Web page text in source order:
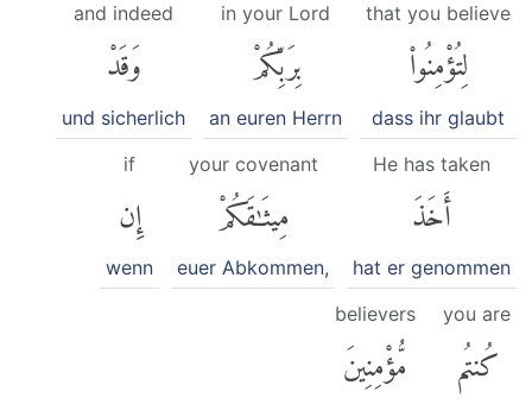
that you believe
لِتُؤْمِنُوا۟
dass ihr glaubt
in your Lord
بِرَبِّكُمْ
an euren Herrn
and indeed
وَقَدْ
und sicherlich
He has taken
أَخَذَ
hat er genommen
your covenant
مِيثَٰقَكُمْ
euer Abkommen,
if
إِن
wenn
you are
كُنتُم
believers
مُّؤْمِنِينَ